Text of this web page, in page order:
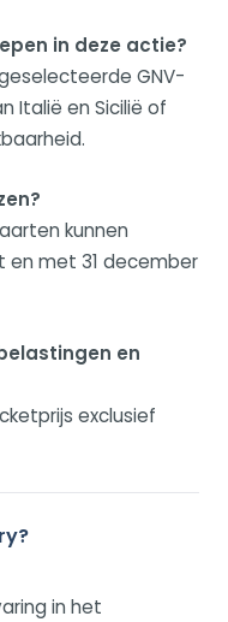
in deze actie?
GNV-
Italië en Sicilië of
kunnen
met 31 december
en
exclusief
in het